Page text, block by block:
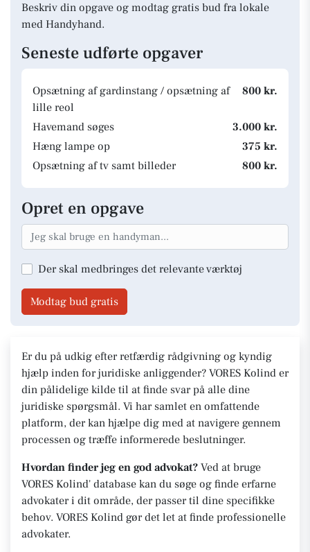
Beskriv din opgave og modtag gratis bud fra lokale
med Handyhand.
Seneste udførte opgaver
Opsætning af gardinstang / opsætning af
lille reol
800 kr.
Havemand søges
3.000 kr.
Hæng lampe op
375 kr.
Opsætning af tv samt billeder
800 kr.
Opret en opgave
Der skal medbringes det relevante værktøj
Modtag bud gratis
Er du på udkig efter retfærdig rådgivning og kyndig
hjælp inden for juridiske anliggender? VORES Kolind er
din pålidelige kilde til at finde svar på alle dine
juridiske spørgsmål. Vi har samlet en omfattende
platform, der kan hjælpe dig med at navigere gennem
processen og træffe informerede beslutninger.
Hvordan finder jeg en god advokat? Ved at bruge
VORES Kolind' database kan du søge og finde erfarne
advokater i dit område, der passer til dine specifikke
behov. VORES Kolind gør det let at finde professionelle
advokater.